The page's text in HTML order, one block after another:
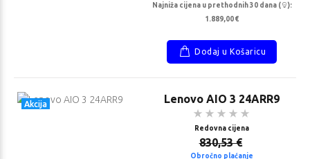
Najniža cijena u prethodnih 30 dana (
):
1.889,00 €
Dodaj u Košaricu
Akcija Lenovo AIO 3 24ARR9
Redovna cijena
830,53 €
Obročno plaćanje
)
Redovna cijena
567,37 €
Jednokratno
plaćanje (
)
539,00 €